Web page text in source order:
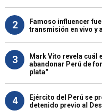
2
Famoso influencer
transmisión en vivo y
3
Mark Vito revela cuál
abandonar Perú de
plata"
4
Ejército del Perú se
detenido previo al